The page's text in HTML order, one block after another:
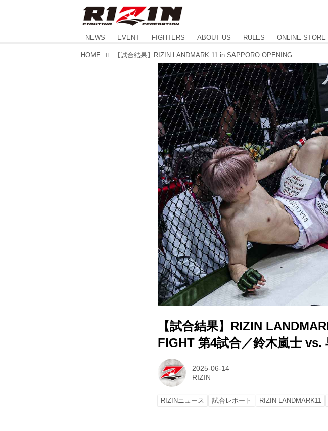
NEWS EVENT FIGHTERS ABOUT US RULES ONLINE STORE
HOME
【試合結果】RIZIN
FIGHT 第4試合／鈴木嵐士 vs.
2025-06-14
RIZIN
RIZINニュース 試合レポート RIZIN LANDMARK11